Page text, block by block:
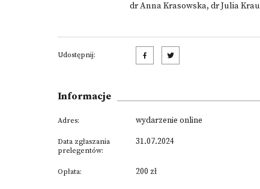
dr Anna Krasowska, dr Julia
Udostępnij:
Informacje
Adres: wydarzenie online
Data zgłaszania
prelegentów:
31.07.2024
Opłata: 200 zł